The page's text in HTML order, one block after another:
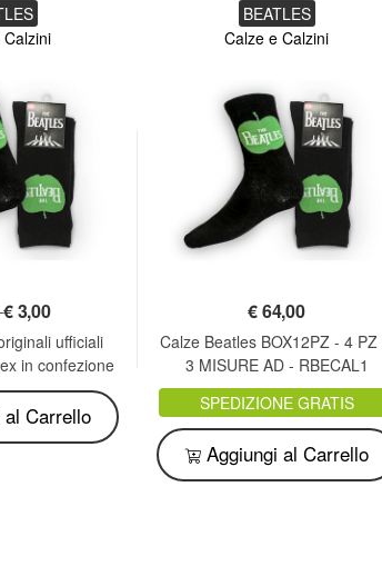
€3,00
ufficiali
in confezione
Carrello
BEATLES
Calze e Calzini
€64,00
Calze Beatles BOX12PZ - 4 PZ
3 MISURE AD - RBECAL1
SPEDIZIONE GRATIS
Aggiungi al Carrello